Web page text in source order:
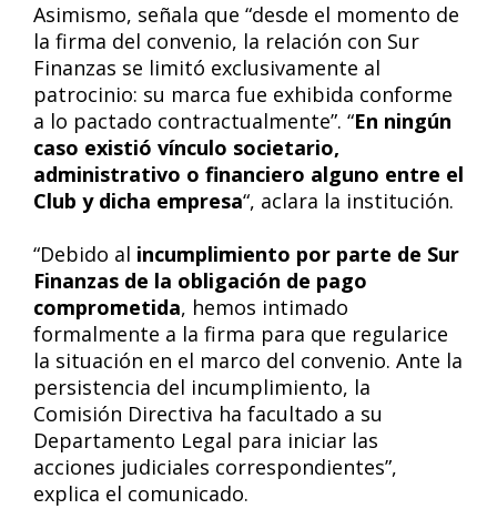
Asimismo, señala que “desde el momento de
la firma del convenio, la relación con Sur
Finanzas se limitó exclusivamente al
patrocinio: su marca fue exhibida conforme
a lo pactado contractualmente”. “En ningún
caso existió vínculo societario,
administrativo o financiero alguno entre el
Club y dicha empresa“, aclara la institución.
“Debido al incumplimiento por parte de Sur
Finanzas de la obligación de pago
comprometida, hemos intimado
formalmente a la firma para que regularice
la situación en el marco del convenio. Ante la
persistencia del incumplimiento, la
Comisión Directiva ha facultado a su
Departamento Legal para iniciar las
acciones judiciales correspondientes”,
explica el comunicado.